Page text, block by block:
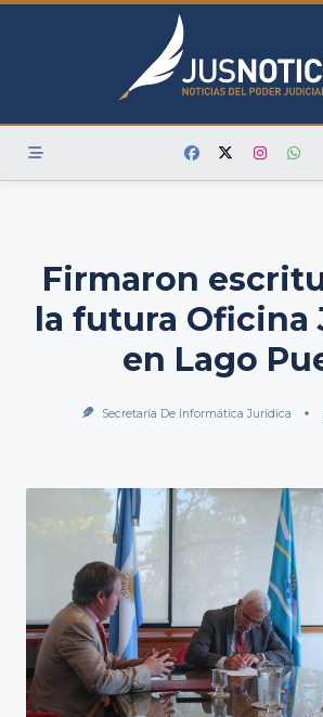
Skip
Firmaron
la futura Oficina
en Lago
Secretaría De Informática Jurídica